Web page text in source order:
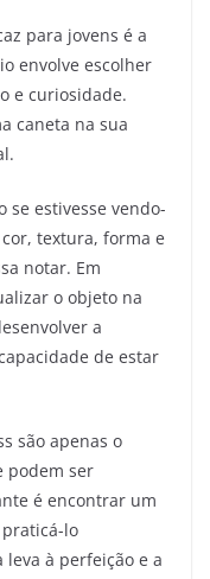
para jovens é a
envolve escolher
e curiosidade.
caneta na sua
se estivesse vendo-
textura, forma e
notar. Em
o objeto na
a
de estar
são apenas o
podem ser
é encontrar um
lo
à perfeição e a